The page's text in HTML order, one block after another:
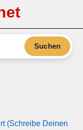
Suchen
(Schreibe Deinen